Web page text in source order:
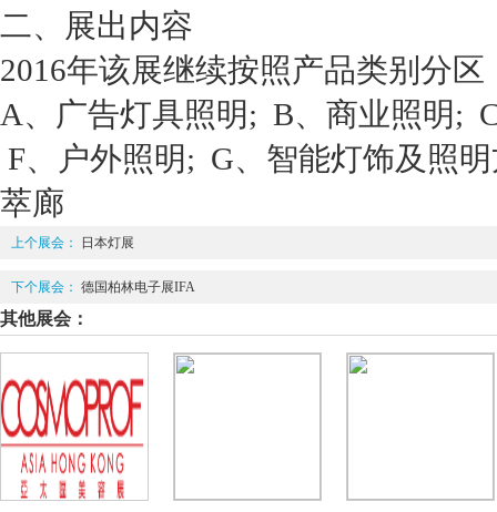
二、展出内容
2016年该展继续按照产品类别分
A、广告灯具照明; B、商业照明;
F、户外照明; G、智能灯饰及照
萃廊
上个展会： 日本灯展
下个展会： 德国柏林电子展IFA
其他展会：